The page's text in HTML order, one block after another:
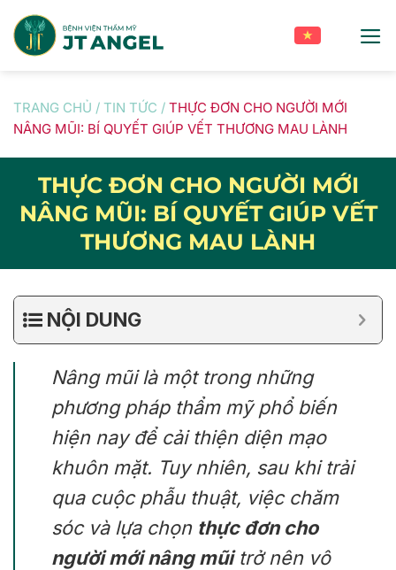
content
TRANG CHỦ / TIN TỨC / THỰC ĐƠN CHO NGƯỜI MỚI
NÂNG MŨI: BÍ QUYẾT GIÚP VẾT THƯƠNG MAU LÀNH
THỰC ĐƠN CHO NGƯỜI MỚI
NÂNG MŨI: BÍ QUYẾT GIÚP VẾT
THƯƠNG MAU LÀNH
NỘI DUNG
Nâng mũi là một trong những
phương pháp thẩm mỹ phổ biến
hiện nay để cải thiện diện mạo
khuôn mặt. Tuy nhiên, sau khi trải
qua cuộc phẫu thuật, việc chăm
sóc và lựa chọn thực đơn cho
người mới nâng mũitrở nên vô